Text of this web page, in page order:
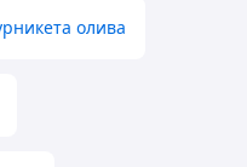
олива